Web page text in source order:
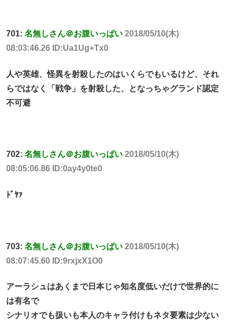
701: 名無しさん＠お腹いっぱい 2018/05/10(木)
08:03:46.26 ID:Ua1Ug+Tx0
人や英雄、怪異を射殺したのはいくらでもいるけど、それ
らではなく「戦争」を射殺した、となっちゃグランド認定
不可避
702: 名無しさん＠お腹いっぱい 2018/05/10(木)
08:05:06.86 ID:0ay4y0te0
ﾄﾞﾔｧ
703: 名無しさん＠お腹いっぱい 2018/05/10(木)
08:07:45.60 ID:9rxjxX1O0
アーラシュはあくまで日本じゃ知名度低いだけで世界的に
は有名で
シナリオでも扱いも本人のキャラ付けもネタ要素は少ない